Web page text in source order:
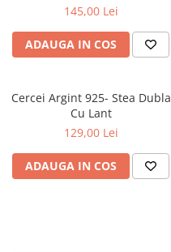
145,00 Lei
ADAUGA IN COS
Cercei Argint 925- Stea Dubla
Cu Lant
129,00 Lei
ADAUGA IN COS